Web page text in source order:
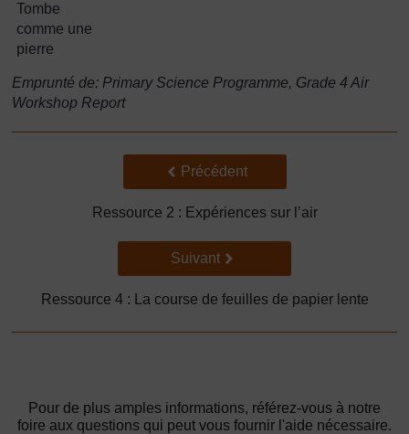
Tombe
comme une
pierre
Emprunté de: Primary Science Programme, Grade 4 Air
Workshop Report
Précédent
Précédent
Ressource 2 : Expériences sur l’air
Suivant
Suivant
Ressource 4 : La course de feuilles de papier lente
Pour de plus amples informations, référez-vous à notre
foire aux questions qui peut vous fournir l'aide nécessaire.